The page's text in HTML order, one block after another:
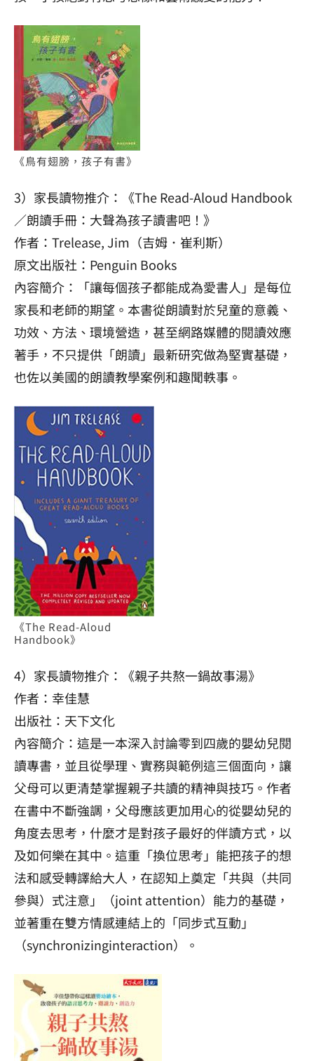
《鳥有翅膀，孩子有書》
3）家長讀物推介：《The Read-Aloud Handbook
／朗讀手冊：大聲為孩子讀書吧！》
作者：Trelease, Jim（吉姆．崔利斯）
原文出版社：Penguin Books
內容簡介：「讓每個孩子都能成為愛書人」是每位
家長和老師的期望。本書從朗讀對於兒童的意義、
功效、方法、環境營造，甚至網路媒體的閱讀效應
著手，不只提供「朗讀」最新研究做為堅實基礎，
也佐以美國的朗讀教學案例和趣聞軼事。
《The Read-Aloud
Handbook》
4）家長讀物推介：《親子共熬一鍋故事湯》
作者：幸佳慧
出版社：天下文化
內容簡介：這是一本深入討論零到四歲的嬰幼兒閱
讀專書，並且從學理、實務與範例這三個面向，讓
父母可以更清楚掌握親子共讀的精神與技巧。作者
在書中不斷強調，父母應該更加用心的從嬰幼兒的
角度去思考，什麼才是對孩子最好的伴讀方式，以
及如何樂在其中。這重「換位思考」能把孩子的想
法和感受轉譯給大人，在認知上奠定「共與（共同
參與）式注意」（joint attention）能力的基礎，
並著重在雙方情感連結上的「同步式互動」
（synchronizinginteraction）。